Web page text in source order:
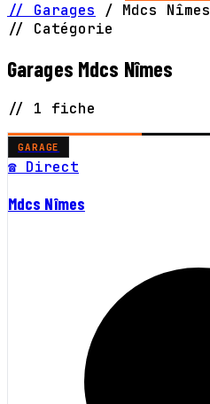
// Garages / Mdcs Nîmes
// Catégorie
Garages Mdcs Nîmes
// 1 fiche
GARAGE
☎ Direct
Mdcs Nîmes